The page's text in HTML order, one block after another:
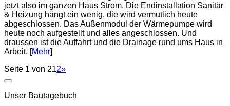
jetzt also im ganzen Haus Strom. Die Endinstallation Sanitär
& Heizung hängt ein wenig, die wird vermutlich heute
abgeschlossen. Das Außenmodul der Wärmepumpe wird
heute noch aufgestellt und alles angeschlossen. Und
draussen ist die Auffahrt und die Drainage rund ums Haus in
Arbeit. [Mehr]
Seite 1 von 212»
Unser Bautagebuch